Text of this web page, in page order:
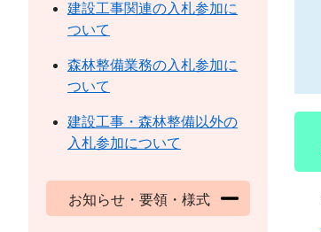
建設工事関連の入札参加に
ついて
森林整備業務の入札参加に
ついて
建設工事・森林整備以外の
入札参加について
お知らせ・要領・様式